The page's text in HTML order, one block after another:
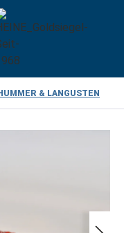
HUMMER & LANGUSTEN